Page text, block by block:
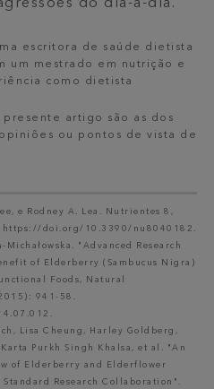
do dia-a-dia.
escritora de saúde dietista
um mestrado em nutrição e
como dietista
artigo são as dos
ou pontos de vista de
e Rodney A. Lea. Nutrientes 8,
https://doi.org/10.3390/nu8040182.
"Advanced Research
of Elderberry (Sambucus Nigra)
Foods, Natural
941-58.
Lisa Cheung, Harley Goldberg,
Purkh Singh Khalsa, et al. "An
of Elderberry and Elderflower
Research Collaboration".